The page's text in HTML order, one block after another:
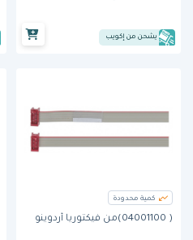
يشحن من إكويب
كمية محدودة
( 04001100)من فيكتوريا أردوينو